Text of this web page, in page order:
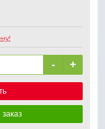
- +